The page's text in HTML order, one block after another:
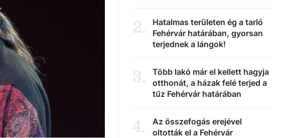
2.
Hatalmas területen ég a tarló
Fehérvár határában, gyorsan
terjednek a lángok!
3.
Több lakó már el kellett hagyja
otthonát, a házak felé terjed a
tűz Fehérvár határában
4.
Az összefogás erejével
oltották el a Fehérvár